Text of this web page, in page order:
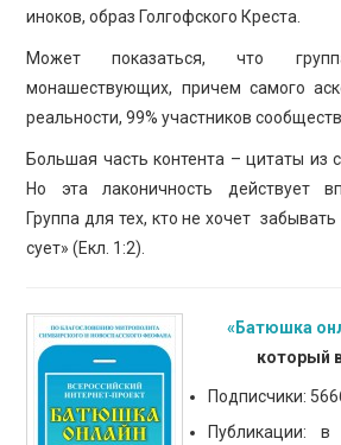
иноков, образ Голгофского Креста.
Может показаться, что
монашествующих, причем самого
реальности, 99% участников
Большая часть контента – цитаты из
Но эта лаконичность действует
Группа для тех, кто не хочет
сует» (Екл. 1:2).
«Батюшка
который
Подписчики:
Публикации: